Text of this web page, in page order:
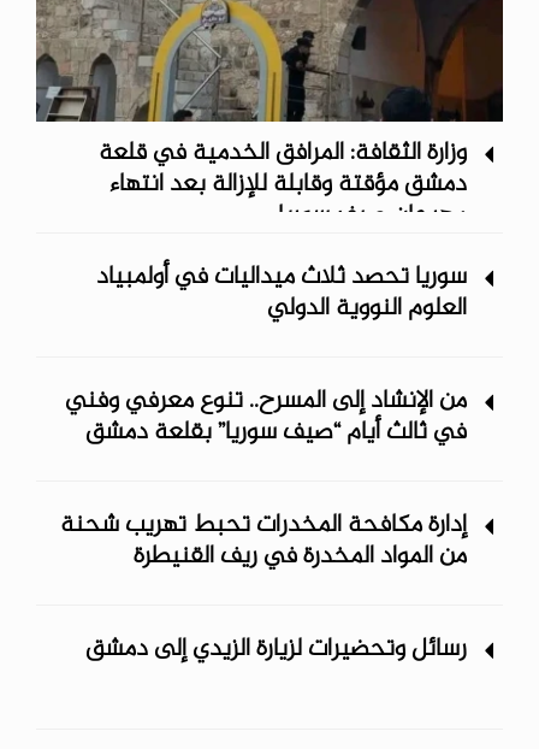
وزارة الثقافة: المرافق الخدمية في قلعة
دمشق مؤقتة وقابلة للإزالة بعد انتهاء
مهرجان صيف سوريا
سوريا تحصد ثلاث ميداليات في أولمبياد
العلوم النووية الدولي
من الإنشاد إلى المسرح.. تنوع معرفي وفني
في ثالث أيام “صيف سوريا” ‏بقلعة دمشق
إدارة مكافحة المخدرات تحبط تهريب شحنة
من المواد المخدرة في ريف ‏القنيطرة
رسائل وتحضيرات لزيارة الزيدي إلى دمشق